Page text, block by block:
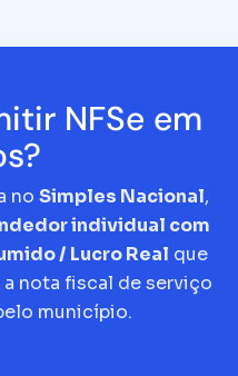
NFSe em
no Simples Nacional,
individual com
/ Lucro Real que
nota fiscal de serviço
município.